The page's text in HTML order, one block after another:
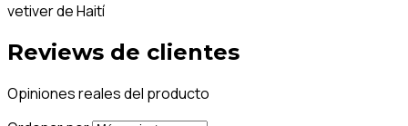
vetiver de Haití
Reviews de clientes
Opiniones reales del producto